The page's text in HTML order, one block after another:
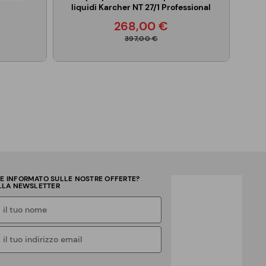
liquidi Karcher NT 27/1 Professional
268,00 €
397,00 €
INFORMATO SULLE NOSTRE OFFERTE?
NEWSLETTER